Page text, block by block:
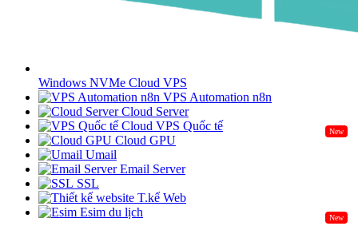
Windows NVMe Cloud VPS
VPS Automation n8n
Cloud Server
Cloud VPS Quốc tế
New
Cloud GPU
Umail
Email Server
SSL
T.kế Web
Esim du lịch
New